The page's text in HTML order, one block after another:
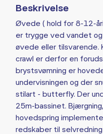
Beskrivelse
Øvede ( hold for 8-12-
er trygge ved vandet
øvede eller tilsvarende.
crawl er derfor en
brystsvømning er
undervisningen og der
stilart - butterfly. Der
25m-bassinet.
hovedspring
redskaber til